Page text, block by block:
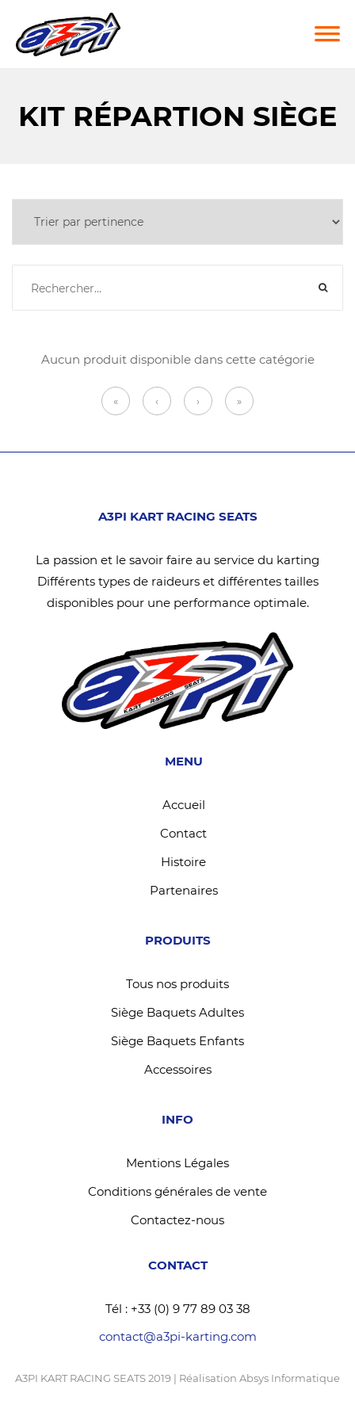
KIT RÉPARTION SIÈGE
Aucun produit disponible dans cette catégorie
« ‹ › »
A3PI KART RACING SEATS
La passion et le savoir faire au service du karting
Différents types de raideurs et différentes tailles
disponibles pour une performance optimale.
MENU
Accueil
Contact
Histoire
Partenaires
PRODUITS
Tous nos produits
Siège Baquets Adultes
Siège Baquets Enfants
Accessoires
INFO
Mentions Légales
Conditions générales de vente
Contactez-nous
CONTACT
Tél : +33 (0) 9 77 89 03 38
contact@a3pi-karting.com
A3PI KART RACING SEATS 2019 | Réalisation Absys Informatique